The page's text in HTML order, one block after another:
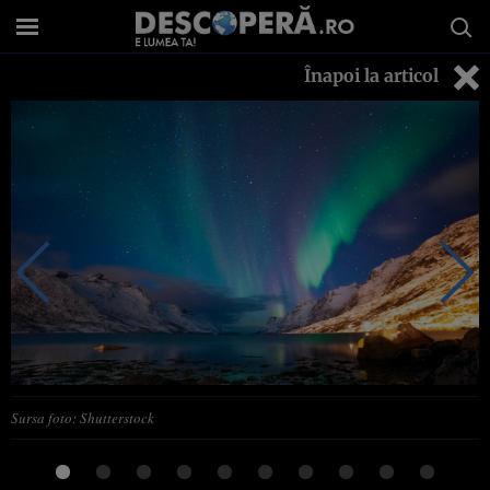
Înapoi la articol
Sursa foto: Shutterstock